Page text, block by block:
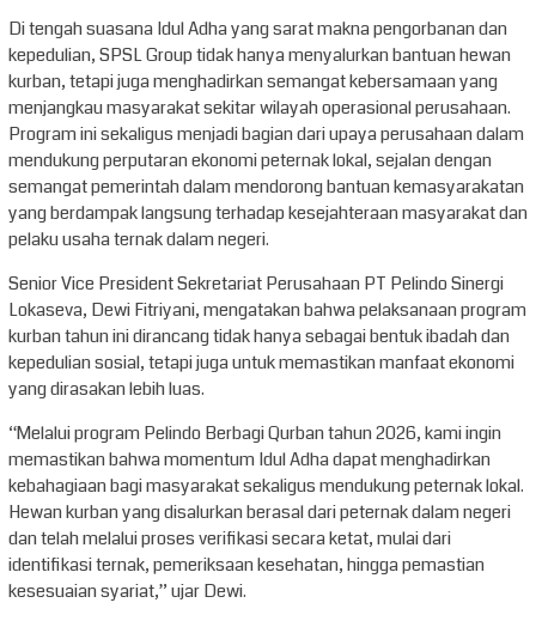
Di tengah suasana Idul Adha yang sarat makna pengorbanan dan
kepedulian, SPSL Group tidak hanya menyalurkan bantuan hewan
kurban, tetapi juga menghadirkan semangat kebersamaan yang
menjangkau masyarakat sekitar wilayah operasional perusahaan.
Program ini sekaligus menjadi bagian dari upaya perusahaan dalam
mendukung perputaran ekonomi peternak lokal, sejalan dengan
semangat pemerintah dalam mendorong bantuan kemasyarakatan
yang berdampak langsung terhadap kesejahteraan masyarakat dan
pelaku usaha ternak dalam negeri.
Senior Vice President Sekretariat Perusahaan PT Pelindo Sinergi
Lokaseva, Dewi Fitriyani, mengatakan bahwa pelaksanaan program
kurban tahun ini dirancang tidak hanya sebagai bentuk ibadah dan
kepedulian sosial, tetapi juga untuk memastikan manfaat ekonomi
yang dirasakan lebih luas.
“Melalui program Pelindo Berbagi Qurban tahun 2026, kami ingin
memastikan bahwa momentum Idul Adha dapat menghadirkan
kebahagiaan bagi masyarakat sekaligus mendukung peternak lokal.
Hewan kurban yang disalurkan berasal dari peternak dalam negeri
dan telah melalui proses verifikasi secara ketat, mulai dari
identifikasi ternak, pemeriksaan kesehatan, hingga pemastian
kesesuaian syariat,” ujar Dewi.